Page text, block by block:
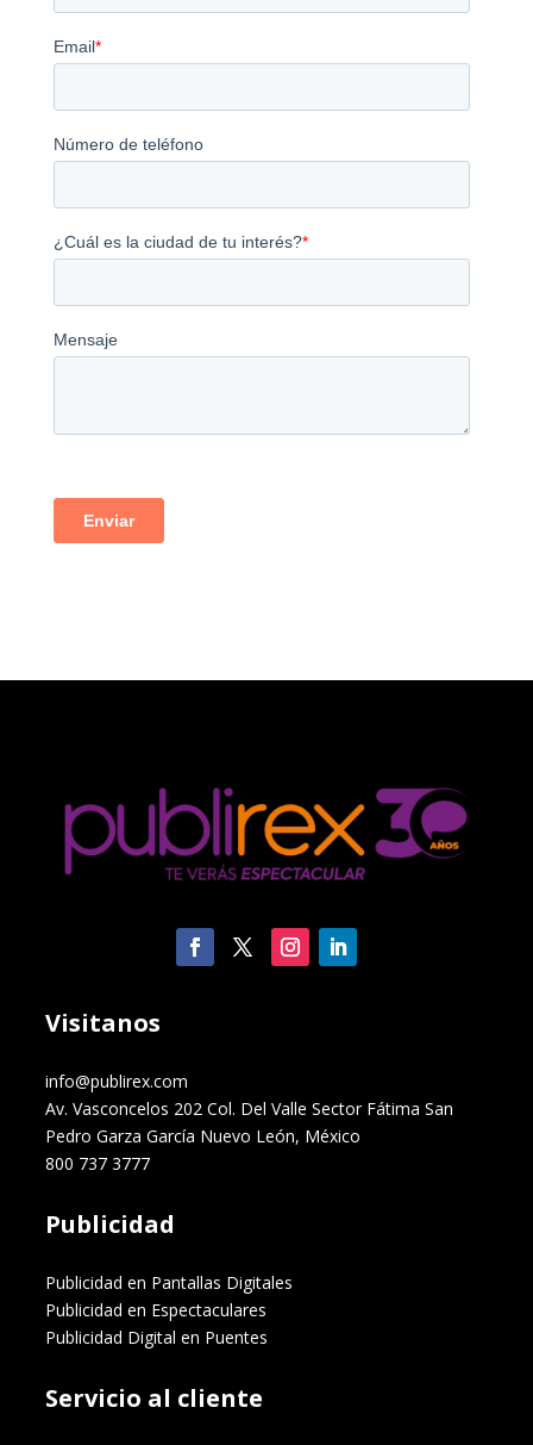
Visitanos
info@publirex.com
Av. Vasconcelos 202 Col. Del Valle Sector Fátima San
Pedro Garza García Nuevo León, México
800 737 3777
Publicidad
Publicidad en Pantallas Digitales
Publicidad en Espectaculares
Publicidad Digital en Puentes
Servicio al cliente